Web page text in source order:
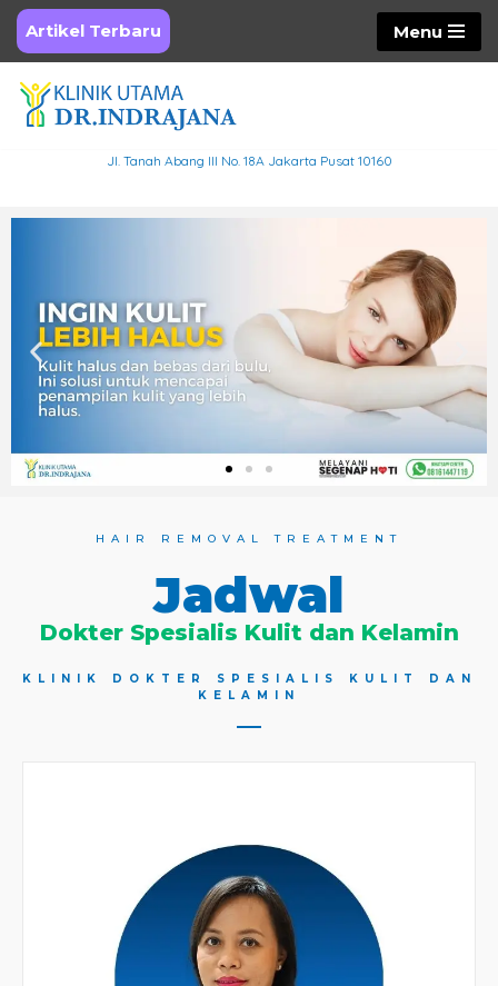
Skip
to
content
Artikel Terbaru Menu
Jl. Tanah Abang III No. 18A Jakarta Pusat 10160
HAIR REMOVAL TREATMENT
Jadwal
Dokter Spesialis Kulit dan Kelamin
KLINIK DOKTER SPESIALIS KULIT DAN
KELAMIN